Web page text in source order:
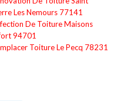
Les Nemours 77141
De Toiture Maisons
94701
Toiture Le Pecq 78231